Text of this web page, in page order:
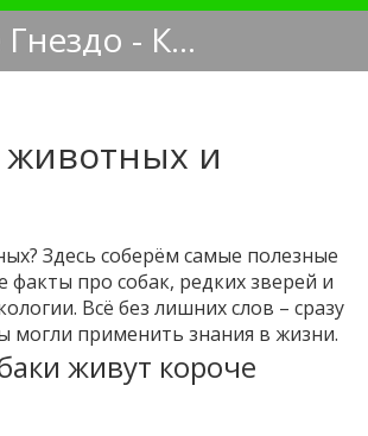
Орлиное Гнездо - Кинологический блог
и
Здесь соберём самые полезные
факты про собак, редких зверей и
Всё без лишних слов – сразу
могли применить знания в жизни.
живут короче